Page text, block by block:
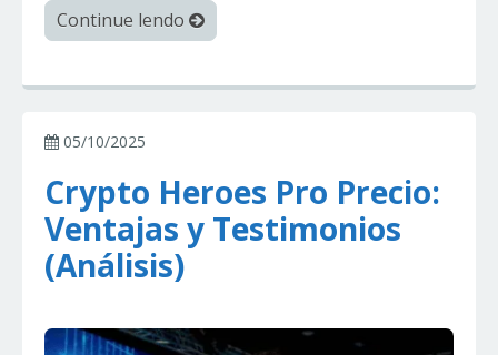
Continue lendo
05/10/2025
Crypto Heroes Pro Precio:
Ventajas y Testimonios
(Análisis)